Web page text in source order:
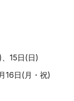
15日(日)
16日(月・祝)